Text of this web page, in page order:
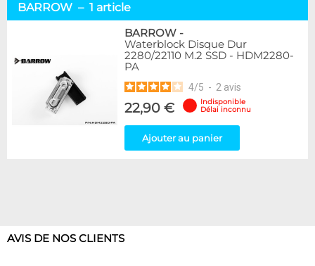
BARROW – 1 article
BARROW -
Waterblock Disque Dur
2280/22110 M.2 SSD - HDM2280-
PA
4/5 - 2 avis
22,90 €
Indisponible
Délai inconnu
Ajouter au panier
AVIS DE NOS CLIENTS